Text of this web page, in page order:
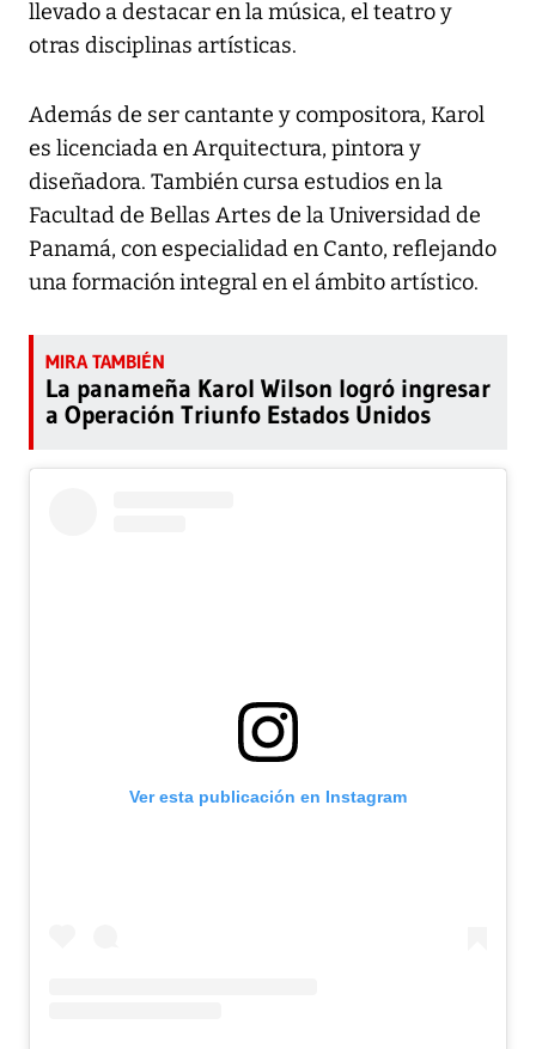
llevado a destacar en la música, el teatro y
otras disciplinas artísticas.
Además de ser cantante y compositora, Karol
es licenciada en Arquitectura, pintora y
diseñadora. También cursa estudios en la
Facultad de Bellas Artes de la Universidad de
Panamá, con especialidad en Canto, reflejando
una formación integral en el ámbito artístico.
La panameña Karol Wilson logró ingresar
a Operación Triunfo Estados Unidos
Ver esta publicación en Instagram